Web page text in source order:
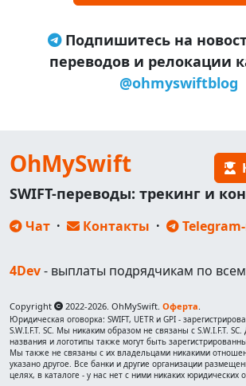
Подпишитесь на
переводов и релокации
@ohmyswiftblog
OhMySwift
SWIFT-переводы: трекинг и
Чат · Контакты ·
4Dev- выплаты подрядчикам по
Copyright 2022-2026. OhMySwift. Оферта.
Юридическая оговорка: SWIFT, UETR и GPI -
S.W.I.F.T. SC. Мы никаким образом не связаны с S.W.I.F.T.
названия и логотипы также могут быть
Мы также не связаны с их владельцами никакими
указано другое. Все банки и другие организации
целях, в каталоге - у нас нет с ними никаких юридических